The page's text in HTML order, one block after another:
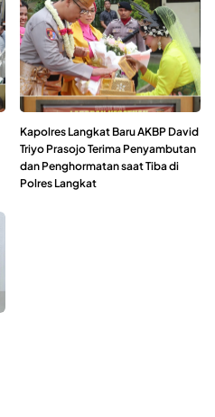
Kapolres Langkat Baru AKBP David
Triyo Prasojo Terima Penyambutan
dan Penghormatan saat Tiba di
Polres Langkat